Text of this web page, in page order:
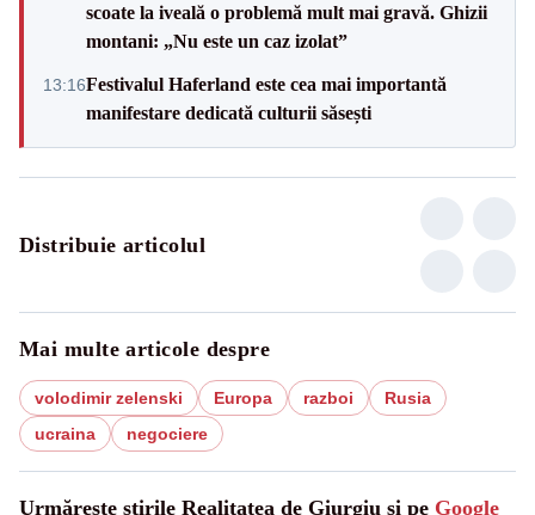
scoate la iveală o problemă mult mai gravă. Ghizii
montani: „Nu este un caz izolat”
13:16Festivalul Haferland este cea mai importantă
manifestare dedicată culturii săsești
Distribuie articolul
Mai multe articole despre
volodimir zelenski Europa razboi
Rusia
ucraina
negociere
Urmărește știrile Realitatea de Giurgiu și pe Google